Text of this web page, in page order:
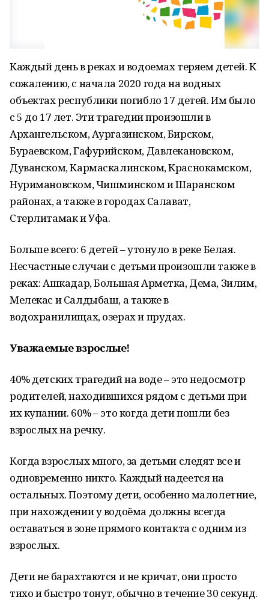
Каждый день в реках и водоемах теряем детей. К
сожалению, с начала 2020 года на водных
объектах республики погибло 17 детей. Им было
с 5 до 17 лет. Эти трагедии произошли в
Архангельском, Аургазинском, Бирском,
Бураевском, Гафурийском, Давлекановском,
Дуванском, Кармаскалинском, Краснокамском,
Нуримановском, Чишминском и Шаранском
районах, а также в городах Салават,
Стерлитамак и Уфа.
Больше всего: 6 детей – утонуло в реке Белая.
Несчастные случаи с детьми произошли также в
реках: Ашкадар, Большая Арметка, Дема, Зилим,
Мелекас и Салдыбаш, а также в
водохранилищах, озерах и прудах.
Уважаемые взрослые!
40% детских трагедий на воде – это недосмотр
родителей, находившихся рядом с детьми при
их купании. 60% – это когда дети пошли без
взрослых на речку.
Когда взрослых много, за детьми следят все и
одновременно никто. Каждый надеется на
остальных. Поэтому дети, особенно малолетние,
при нахождении у водоёма должны всегда
оставаться в зоне прямого контакта с одним из
взрослых.
Дети не барахтаются и не кричат, они просто
тихо и быстро тонут, обычно в течение 30 секунд.